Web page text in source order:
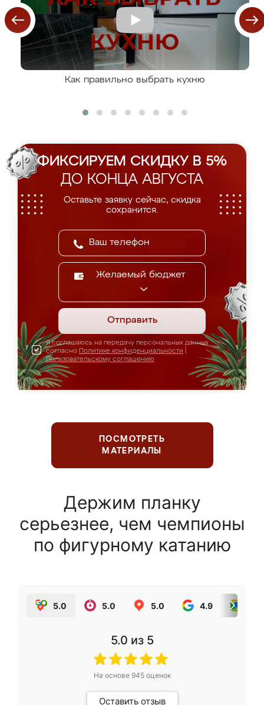
Как правильно выбрать кухню
ФИКСИРУЕМ СКИДКУ В 5%
ДО КОНЦА АВГУСТА
Оставьте заявку сейчас, скидка
сохранится.
Желаемый бюджет
Отправить
Я соглашаюсь на передачу персональных данных
согласно Политике конфиденциальности
Пользовательскому соглашению
ПОСМОТРЕТЬ
МАТЕРИАЛЫ
Держим планку
серьезнее, чем чемпионы
по фигурному катанию
5.0 5.0 5.0 4.9
5.0 из 5
На основе 945оценок
Оставить отзыв